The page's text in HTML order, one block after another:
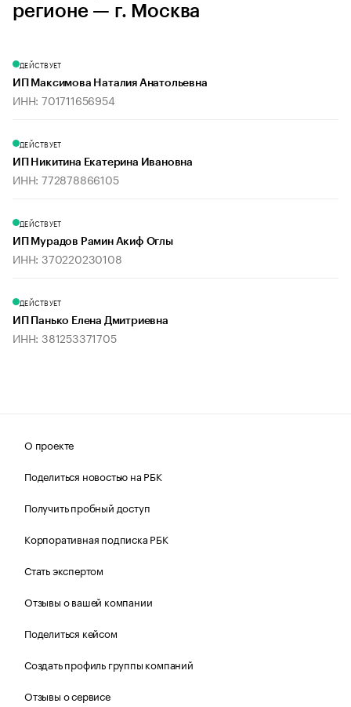
регионе — г. Москва
ДЕЙСТВУЕТ
ИП Максимова Наталия Анатольевна
ИНН: 701711656954
ДЕЙСТВУЕТ
ИП Никитина Екатерина Ивановна
ИНН: 772878866105
ДЕЙСТВУЕТ
ИП Мурадов Рамин Акиф Оглы
ИНН: 370220230108
ДЕЙСТВУЕТ
ИП Панько Елена Дмитриевна
ИНН: 381253371705
О проекте
Поделиться новостью на РБК
Получить пробный доступ
Корпоративная подписка РБК
Стать экспертом
Отзывы о вашей компании
Поделиться кейсом
Создать профиль группы компаний
Отзывы о сервисе